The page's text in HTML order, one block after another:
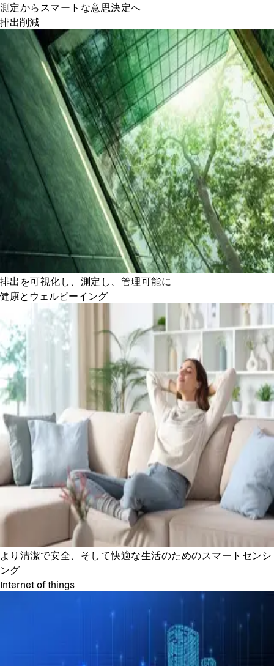
測定からスマートな意思決定へ
排出削減
排出を可視化し、測定し、管理可能に
健康とウェルビーイング
より清潔で安全、そして快適な生活のためのスマートセンシ
ング
Internet of things